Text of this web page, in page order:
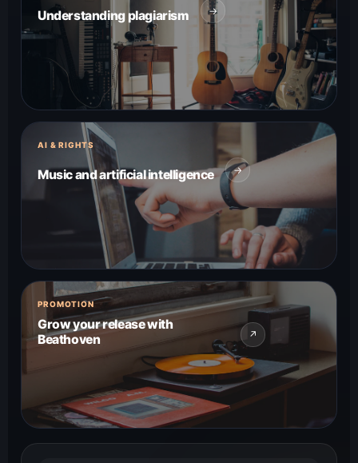
Understanding plagiarism →
AI & RIGHTS
Music and artificial intelligence →
PROMOTION
Grow your release with
Beathoven
↗